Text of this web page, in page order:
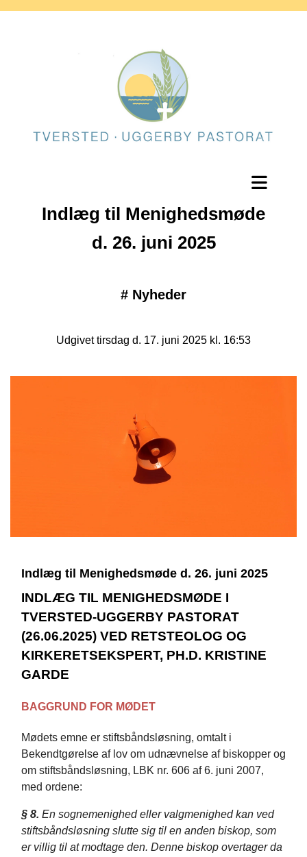
Indlæg til Menighedsmøde
d. 26. juni 2025
# Nyheder
Udgivet tirsdag d. 17. juni 2025 kl. 16:53
Indlæg til Menighedsmøde d. 26. juni 2025
INDLÆG TIL MENIGHEDSMØDE I
TVERSTED-UGGERBY PASTORAT
(26.06.2025) VED RETSTEOLOG OG
KIRKERETSEKSPERT, PH.D. KRISTINE
GARDE
BAGGRUND FOR MØDET
Mødets emne er stiftsbåndsløsning, omtalt i
Bekendtgørelse af lov om udnævnelse af biskopper og
om stiftsbåndsløsning, LBK nr. 606 af 6. juni 2007,
med ordene:
§ 8. En sognemenighed eller valgmenighed kan ved
stiftsbåndsløsning slutte sig til en anden biskop, som
er villig til at modtage den. Denne biskop overtager da